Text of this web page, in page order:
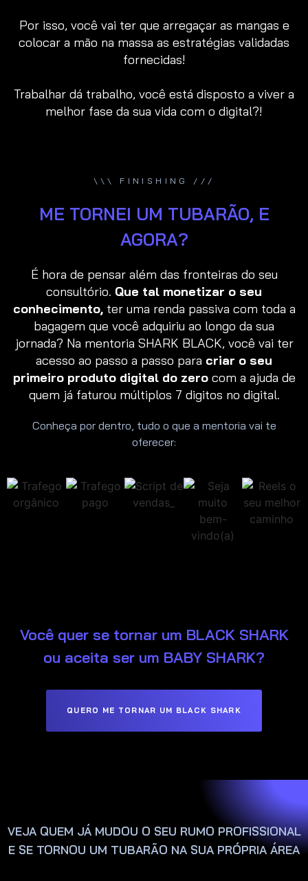
Por isso, você vai ter que arregaçar as mangas e
colocar a mão na massa as estratégias validadas
fornecidas!
Trabalhar dá trabalho, você está disposto a viver a
melhor fase da sua vida com o digital?!
\\\ FINISHING ///
ME TORNEI UM TUBARÃO, E
AGORA?
É hora de pensar além das fronteiras do seu
consultório. Que tal monetizar o seu
conhecimento,ter uma renda passiva com toda a
bagagem que você adquiriu ao longo da sua
jornada? Na mentoria SHARK BLACK, você vai ter
acesso ao passo a passo para criar o seu
primeiro produto digital do zerocom a ajuda de
quem já faturou múltiplos 7 digitos no digital.
Conheça por dentro, tudo o que a mentoria vai te
oferecer:
Você quer se tornar um BLACK SHARK
ou aceita ser um BABY SHARK?
QUERO ME TORNAR UM BLACK SHARK
VEJA QUEM JÁ MUDOU O SEU RUMO PROFISSIONAL
E SE TORNOU UM TUBARÃO NA SUA PRÓPRIA ÁREA